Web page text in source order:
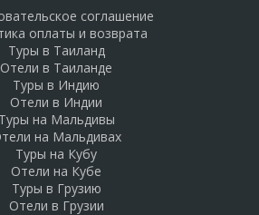
соглашение
оплаты и возврата
Туры в Таиланд
Отели в Таиланде
Туры в Индию
Отели в Индии
Туры на Мальдивы
на Мальдивах
Туры на Кубу
Отели на Кубе
Туры в Грузию
Отели в Грузии